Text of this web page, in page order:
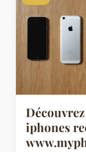
iphones